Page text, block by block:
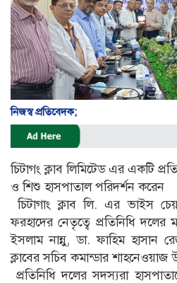
নিজস্ব প্রতিবেদক;
চিটাগং ক্লাব লিমিটেড এর একটি
ও শিশু হাসপাতাল পরিদর্শন করেন
চিটাগাং ক্লাব লি. এর ভাইস
ফরহাদের নেতৃত্বে প্রতিনিধি দলের
ইসলাম নান্নু, ডা. ফাহিম হাসান
ক্লাবের সচিব কমান্ডার শাহনেওয়াজ
প্রতিনিধি দলের সদস্যরা